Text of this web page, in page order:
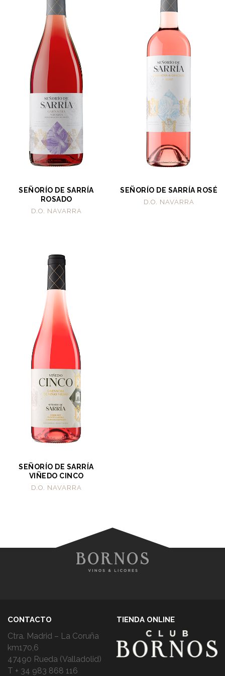
SEÑORÍO DE SARRÍA
ROSADO
D.O. NAVARRA
SEÑORÍO DE SARRÍA ROSÉ
D.O. NAVARRA
SEÑORÍO DE SARRÍA
VIÑEDO CINCO
D.O. NAVARRA
CONTACTO
Ctra. Madrid – La Coruña
km170,6
47490 Rueda (Valladolid)
T + 34 983 868 116
TIENDA ONLINE